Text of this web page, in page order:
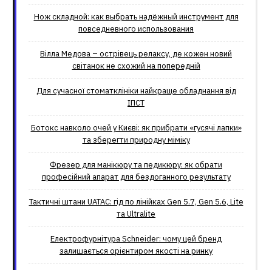
Нож складной: как выбрать надёжный инструмент для
повседневного использования
Вілла Медова – острівець релаксу, де кожен новий
світанок не схожий на попередній
Для сучасної стоматклініки найкраще обладнання від
ІПСТ
Ботокс навколо очей у Києві: як прибрати «гусячі лапки»
та зберегти природну міміку
Фрезер для манікюру та педикюру: як обрати
професійний апарат для бездоганного результату
Тактичні штани UATAC: гід по лінійках Gen 5.7, Gen 5.6, Lite
та Ultralite
Електрофурнітура Schneider: чому цей бренд
залишається орієнтиром якості на ринку